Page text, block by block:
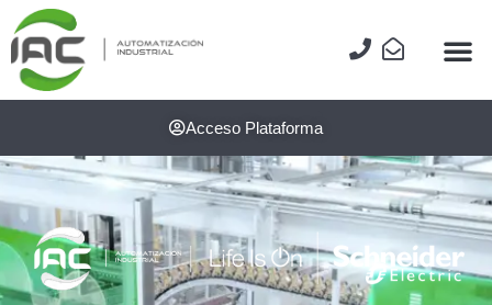
Acceso Plataforma